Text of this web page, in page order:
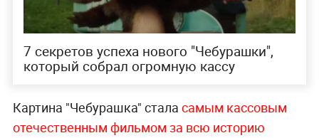
7 секретов успеха нового "Чебурашки",
который собрал огромную кассу
Картина "Чебурашка" стала самым кассовым
отечественным фильмом за всю историю